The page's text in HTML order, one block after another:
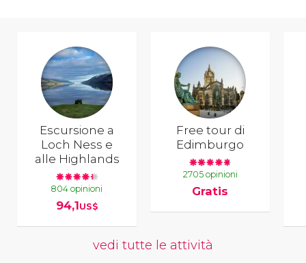
Escursione a
Loch Ness e
alle Highlands
804 opinioni
94,1US$
Free tour di
Edimburgo
2705 opinioni
Gratis
vedi tutte le attività